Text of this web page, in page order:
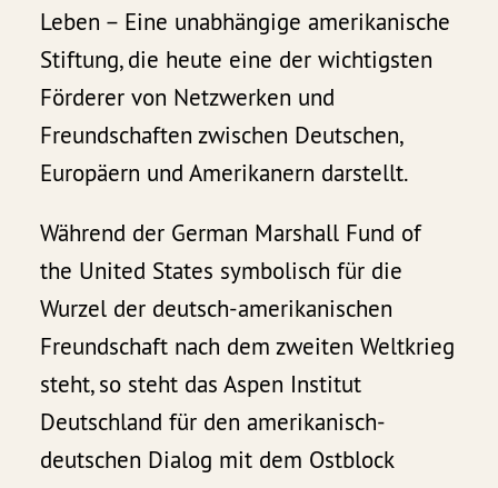
Leben – Eine unabhängige amerikanische
Stiftung, die heute eine der wichtigsten
Förderer von Netzwerken und
Freundschaften zwischen Deutschen,
Europäern und Amerikanern darstellt.
Während der German Marshall Fund of
the United States symbolisch für die
Wurzel der deutsch-amerikanischen
Freundschaft nach dem zweiten Weltkrieg
steht, so steht das Aspen Institut
Deutschland für den amerikanisch-
deutschen Dialog mit dem Ostblock